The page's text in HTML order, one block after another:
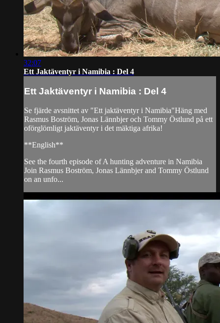
32:07
Ett Jaktäventyr i Namibia : Del 4
Ett Jaktäventyr i Namibia : Del 4
Se fjärde avsnittet av "Ett jaktäventyr i Namibia"Häng med
Rasmus Boström, Jonas Lännbjer och Tommy Östlund på ett
oförglömligt jaktäventyr i det mäktiga afrika!
**English**
See the fourth episode of A hunting adventure in Namibia
Join Rasmus Boström, Jonas Lännbjer and Tommy Östlund
on an unfo...